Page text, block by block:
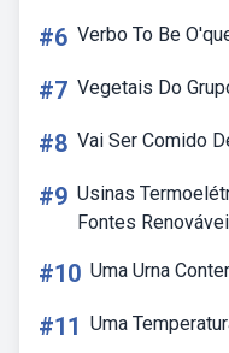
#6 Verbo To Be
#7 Vegetais Do
#8 Vai Ser Comido
#9 Usinas
Fontes
#10 Uma Urna
#11 Uma